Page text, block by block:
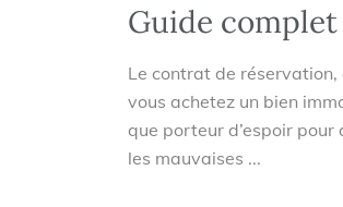
Guide
Le contrat de
vous achetez un bien
que porteur d’espoir
les mauvaises ...